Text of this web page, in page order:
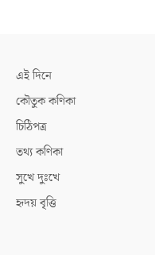
এই দিনে
কৌতুক কণিকা
চিঠিপত্র
তথ্য কণিকা
সুখে দুঃখে
হৃদয় বৃত্তি